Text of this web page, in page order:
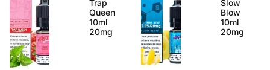
Trap
Queen
10ml
20mg
Slow
Blow
10ml
20mg